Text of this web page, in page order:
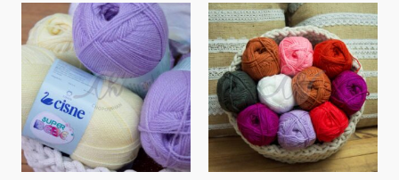
Rango
de
precios:
desde
$0.00
hasta
$16,060.00
Rango
de
precios:
desde
$0.00
hasta
$14,600.00